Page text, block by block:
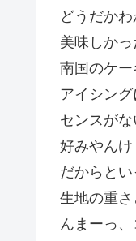
どうだか
美味しかっ
南国のケ
アイシン
センスが
好みやんけ
だからと
生地の重さ
んまーっ